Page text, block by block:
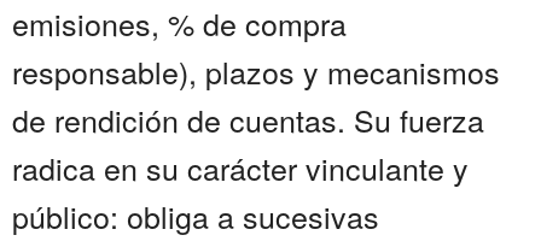
emisiones, % de compra
responsable), plazos y mecanismos
de rendición de cuentas. Su fuerza
radica en su carácter vinculante y
público: obliga a sucesivas